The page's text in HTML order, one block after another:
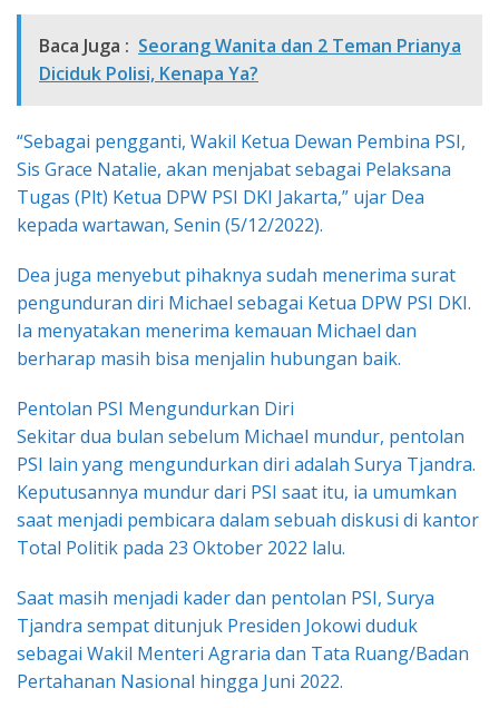
Baca Juga : Seorang Wanita dan 2 Teman Prianya
Diciduk Polisi, Kenapa Ya?
“Sebagai pengganti, Wakil Ketua Dewan Pembina PSI,
Sis Grace Natalie, akan menjabat sebagai Pelaksana
Tugas (Plt) Ketua DPW PSI DKI Jakarta,” ujar Dea
kepada wartawan, Senin (5/12/2022).
Dea juga menyebut pihaknya sudah menerima surat
pengunduran diri Michael sebagai Ketua DPW PSI DKI.
Ia menyatakan menerima kemauan Michael dan
berharap masih bisa menjalin hubungan baik.
Pentolan PSI Mengundurkan Diri
Sekitar dua bulan sebelum Michael mundur, pentolan
PSI lain yang mengundurkan diri adalah Surya Tjandra.
Keputusannya mundur dari PSI saat itu, ia umumkan
saat menjadi pembicara dalam sebuah diskusi di kantor
Total Politik pada 23 Oktober 2022 lalu.
Saat masih menjadi kader dan pentolan PSI, Surya
Tjandra sempat ditunjuk Presiden Jokowi duduk
sebagai Wakil Menteri Agraria dan Tata Ruang/Badan
Pertahanan Nasional hingga Juni 2022.